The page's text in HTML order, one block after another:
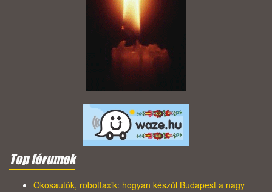
Top fórumok
Okosautók, robottaxik: hogyan készül Budapest a nagy